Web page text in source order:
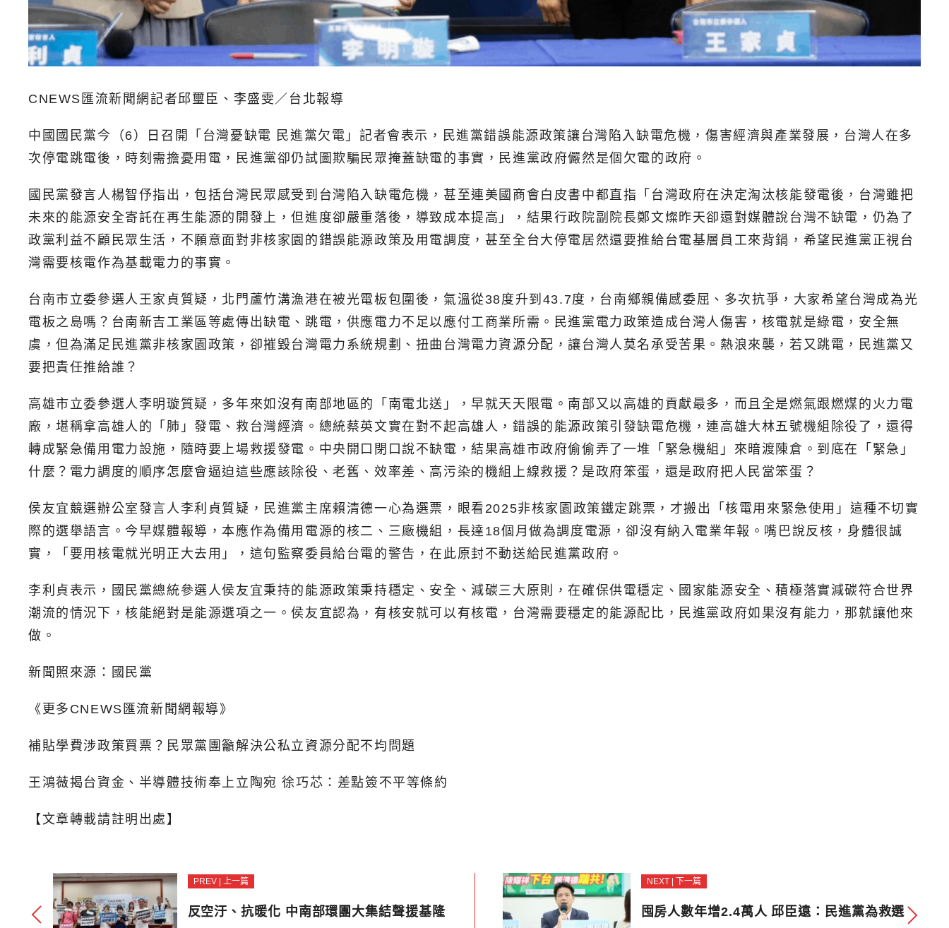
CNEWS匯流新聞網記者邱璽臣、李盛雯／台北報導
中國國民黨今（6）日召開「台灣憂缺電 民進黨欠電」記者會表示，民進黨錯誤能源政策讓台灣陷入缺電危機，傷害經濟與產業發展，台灣人在多
次停電跳電後，時刻需擔憂用電，民進黨卻仍試圖欺騙民眾掩蓋缺電的事實，民進黨政府儼然是個欠電的政府。
國民黨發言人楊智伃指出，包括台灣民眾感受到台灣陷入缺電危機，甚至連美國商會白皮書中都直指「台灣政府在決定淘汰核能發電後，台灣雖把
未來的能源安全寄託在再生能源的開發上，但進度卻嚴重落後，導致成本提高」，結果行政院副院長鄭文燦昨天卻還對媒體說台灣不缺電，仍為了
政黨利益不顧民眾生活，不願意面對非核家園的錯誤能源政策及用電調度，甚至全台大停電居然還要推給台電基層員工來背鍋，希望民進黨正視台
灣需要核電作為基載電力的事實。
台南市立委參選人王家貞質疑，北門蘆竹溝漁港在被光電板包圍後，氣溫從38度升到43.7度，台南鄉親備感委屈、多次抗爭，大家希望台灣成為光
電板之島嗎？台南新吉工業區等處傳出缺電、跳電，供應電力不足以應付工商業所需。民進黨電力政策造成台灣人傷害，核電就是綠電，安全無
虞，但為滿足民進黨非核家園政策，卻摧毀台灣電力系統規劃、扭曲台灣電力資源分配，讓台灣人莫名承受苦果。熱浪來襲，若又跳電，民進黨又
要把責任推給誰？
高雄市立委參選人李明璇質疑，多年來如沒有南部地區的「南電北送」，早就天天限電。南部又以高雄的貢獻最多，而且全是燃氣跟燃煤的火力電
廠，堪稱拿高雄人的「肺」發電、救台灣經濟。總統蔡英文實在對不起高雄人，錯誤的能源政策引發缺電危機，連高雄大林五號機組除役了，還得
轉成緊急備用電力設施，隨時要上場救援發電。中央開口閉口說不缺電，結果高雄市政府偷偷弄了一堆「緊急機組」來暗渡陳倉。到底在「緊急」
什麼？電力調度的順序怎麼會逼迫這些應該除役、老舊、效率差、高污染的機組上線救援？是政府笨蛋，還是政府把人民當笨蛋？
侯友宜競選辦公室發言人李利貞質疑，民進黨主席賴清德一心為選票，眼看2025非核家園政策鐵定跳票，才搬出「核電用來緊急使用」這種不切實
際的選舉語言。今早媒體報導，本應作為備用電源的核二、三廠機組，長達18個月做為調度電源，卻沒有納入電業年報。嘴巴說反核，身體很誠
實，「要用核電就光明正大去用」，這句監察委員給台電的警告，在此原封不動送給民進黨政府。
李利貞表示，國民黨總統參選人侯友宜秉持的能源政策秉持穩定、安全、減碳三大原則，在確保供電穩定、國家能源安全、積極落實減碳符合世界
潮流的情況下，核能絕對是能源選項之一。侯友宜認為，有核安就可以有核電，台灣需要穩定的能源配比，民進黨政府如果沒有能力，那就讓他來
做。
新聞照來源：國民黨
《更多CNEWS匯流新聞網報導》
補貼學費涉政策買票？民眾黨團籲解決公私立資源分配不均問題
王鴻薇揭台資金、半導體技術奉上立陶宛 徐巧芯：差點簽不平等條約
【文章轉載請註明出處】
PREV | 上一篇
反空汙、抗暖化 中南部環團大集結聲援基隆
NEXT | 下一篇
囤房人數年增2.4萬人 邱臣遠：民進黨為救選